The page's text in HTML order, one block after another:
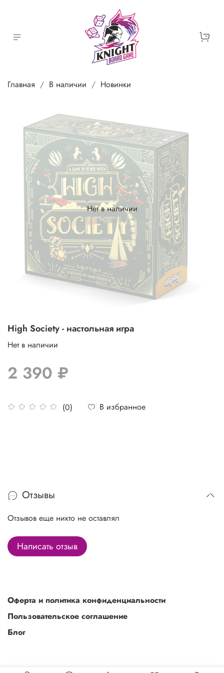
Главная В наличии Новинки
Нет в наличии
High Society - настольная игра
(0) В избранное
Нет в наличии
2 390 ₽
Отзывы
Отзывов еще никто не оставлял
Написать отзыв
Оферта и политика конфиденциальности
Пользовательское соглашение
Блог